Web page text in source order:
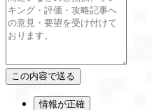
情報が正確